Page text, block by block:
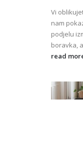
Vi
nam
podjelu
boravka,
read